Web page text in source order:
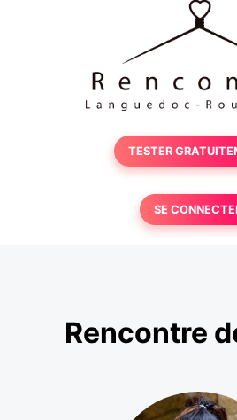
TESTER
SE
Rencontre